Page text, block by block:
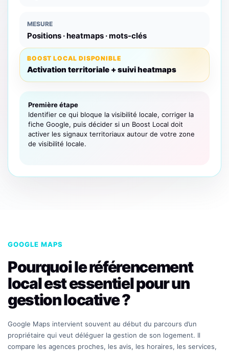
MESURE
Positions · heatmaps · mots-clés
BOOST LOCAL DISPONIBLE
Activation territoriale + suivi heatmaps
Première étape
Identifier ce qui bloque la visibilité locale, corriger la
fiche Google, puis décider si un Boost Local doit
activer les signaux territoriaux autour de votre zone
de visibilité locale.
GOOGLE MAPS
Pourquoi le référencement
local est essentiel pour un
gestion locative ?
Google Maps intervient souvent au début du parcours d’un
propriétaire qui veut déléguer la gestion de son logement. Il
compare les agences proches, les avis, les horaires, les services,